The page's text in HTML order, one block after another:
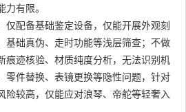
有限。
仅配备基础鉴定设备，仅能开展外观刻
基础真伪、走时功能等浅层筛查；不做
痕迹核验、材质纯度分析，无法识别机
零件替换、表镜更换等隐性问题，针对
险较高，仅能应对浪琴、帝舵等轻奢入